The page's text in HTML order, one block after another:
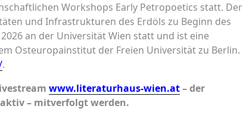
Workshops Early Petropoetics statt. Der
und Infrastrukturen des Erdöls zu Beginn des
an der Universität Wien statt und ist eine
Osteuropainstitut der Freien Universität zu Berlin.
.
www.literaturhaus-wien.at– der
– mitverfolgt werden.